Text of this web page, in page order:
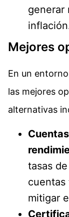
generar
Mejores
En un
las mejores
alternativas
tasas
cuentas
mitigar